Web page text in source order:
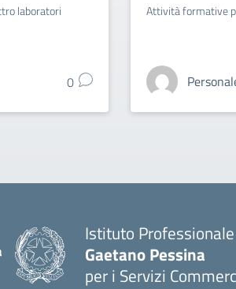
laboratori
0
Attività formative
Istituto
Gaetano Pessina
per i Servizi